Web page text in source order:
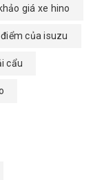
giá xe hino
của isuzu
cẩu